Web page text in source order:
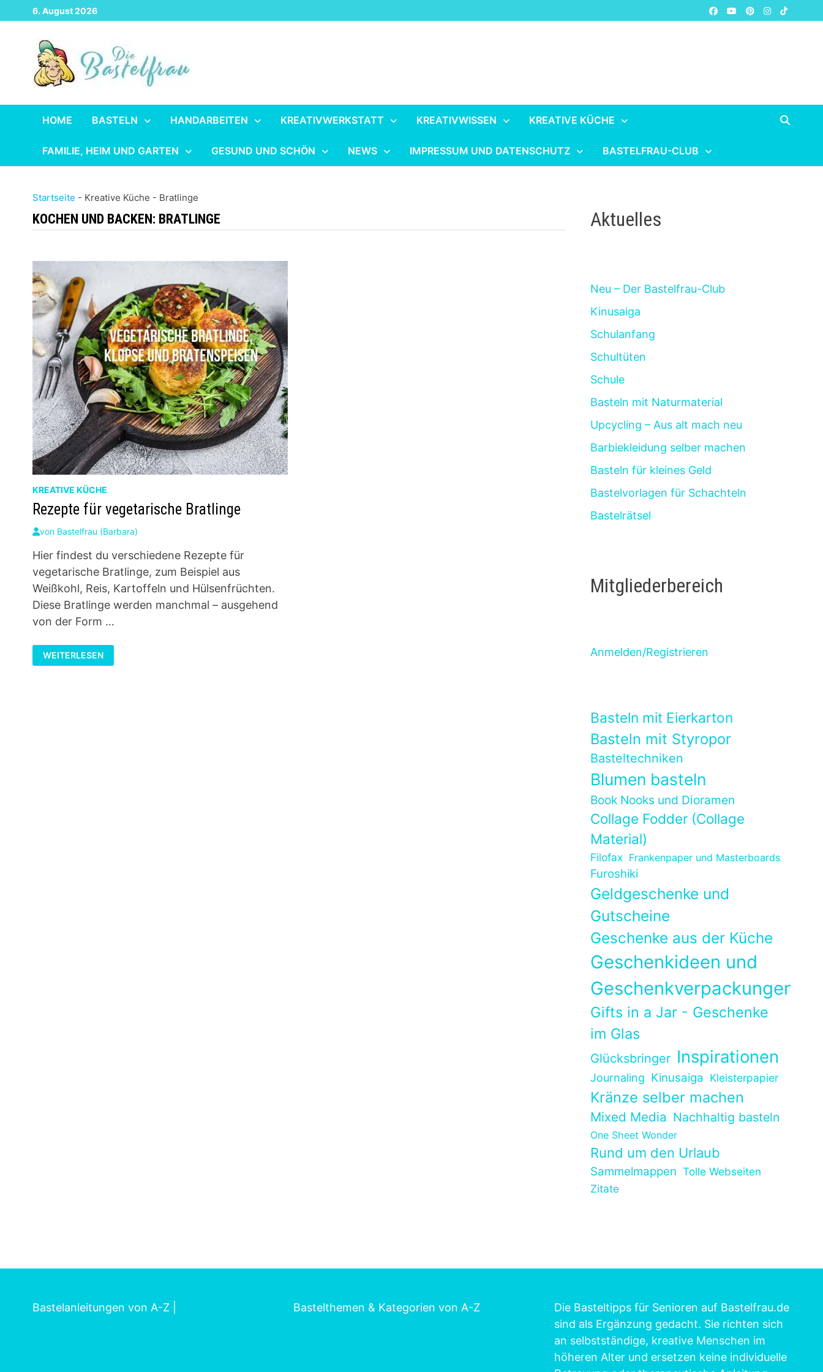
Zurück
zum
6. August 2026
HOME BASTELN HANDARBEITEN KREATIVWERKSTATT KREATIVWISSEN KREATIVE KÜCHE
FAMILIE, HEIM UND GARTEN GESUND UND SCHÖN NEWS IMPRESSUM UND DATENSCHUTZ BASTELFRAU-CLUB
Startseite - Kreative Küche - Bratlinge
KOCHEN UND BACKEN: BRATLINGE
KREATIVE KÜCHE
Rezepte für vegetarische Bratlinge
von Bastelfrau (Barbara)
Hier findest du verschiedene Rezepte für
vegetarische Bratlinge, zum Beispiel aus
Weißkohl, Reis, Kartoffeln und Hülsenfrüchten.
Diese Bratlinge werden manchmal – ausgehend
von der Form …
REZEPTE
FÜR
VEGETARISCHE
WEITERLESEN
Aktuelles
Neu – Der Bastelfrau-Club
Kinusaiga
Schulanfang
Schultüten
Schule
Basteln mit Naturmaterial
Upcycling – Aus alt mach neu
Barbiekleidung selber machen
Basteln für kleines Geld
Bastelvorlagen für Schachteln
Bastelrätsel
Mitgliederbereich
Anmelden/Registrieren
Basteln mit Eierkarton
Basteln mit Styropor
Basteltechniken
Blumen basteln
Book Nooks und Dioramen
Collage Fodder (Collage
Material)
Filofax Frankenpaper und Masterboards
Furoshiki
Geldgeschenke und
Gutscheine
Geschenke aus der Küche
Geschenkideen und
Geschenkverpackungen
Gifts in a Jar - Geschenke
im Glas
Glücksbringer Inspirationen
Journaling Kinusaiga Kleisterpapier
Kränze selber machen
Mixed Media Nachhaltig basteln
One Sheet Wonder
Rund um den Urlaub
Sammelmappen Tolle Webseiten
Zitate
Bastelanleitungen von A-Z Bastelthemen & Kategorien von A-Z
Die Basteltipps für Senioren auf Bastelfrau.de
sind als Ergänzung gedacht. Sie richten sich
an selbstständige, kreative Menschen im
höheren Alter und ersetzen keine individuelle